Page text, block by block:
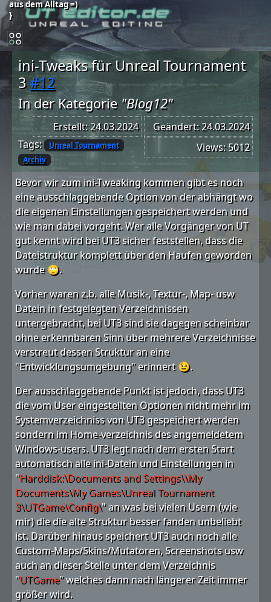
aus dem Alltag =)
}
ini-Tweaks für Unreal Tournament
3#12
In der Kategorie "Blog12"
Geändert: 24.03.2024
Erstellt: 24.03.2024
Views: 5012
Tags:
Unreal Tournament
Archiv
Bevor wir zum ini-Tweaking kommen gibt es noch
eine ausschlaggebende Option von der abhängt wo
die eigenen Einstellungen gespeichert werden und
wie man dabei vorgeht. Wer alle Vorgänger von UT
gut kennt wird bei UT3 sicher feststellen, dass die
Dateistruktur komplett über den Haufen geworden
wurde 🙄.
Vorher waren z.b. alle Musik-, Textur-, Map- usw
Datein in festgelegten Verzeichnissen
untergebracht, bei UT3 sind sie dagegen scheinbar
ohne erkennbaren Sinn über mehrere Verzeichnisse
verstreut dessen Struktur an eine
"Entwicklungsumgebung" erinnert 😉.
Der ausschlaggebende Punkt ist jedoch, dass UT3
die vom User eingestellten Optionen nicht mehr im
Systemverzeichniss von UT3 gespeichert werden
sondern im Home-verzeichnis des angemeldetem
Windows-users. UT3 legt nach dem ersten Start
automatisch alle ini-Datein und Einstellungen in
"Harddisk:\Documents and Settings\\My
Documents\My Games\Unreal Tournament
3\UTGame\Config\" an was bei vielen Usern (wie
mir) die die alte Struktur besser fanden unbeliebt
ist. Darüber hinaus speichert UT3 auch noch alle
Custom-Maps/Skins/Mutatoren, Screenshots usw
auch an dieser Stelle unter dem Verzeichnis
"UTGame" welches dann nach längerer Zeit immer
größer wird.